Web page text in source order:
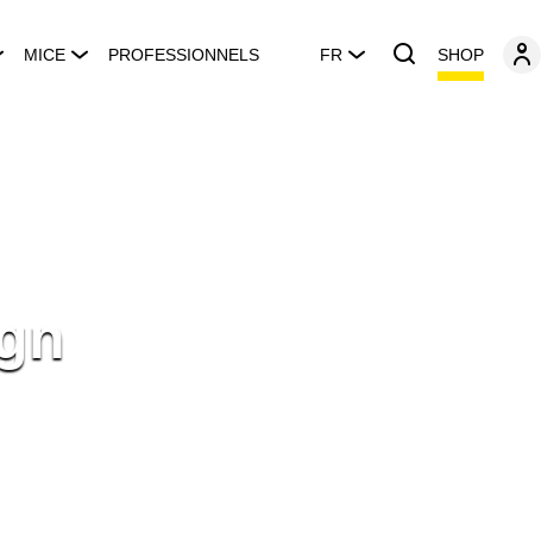
MICE PROFESSIONNELS FR SHOP